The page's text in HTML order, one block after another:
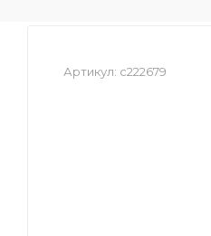
Артикул: с222679